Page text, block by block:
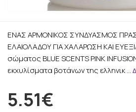
ΕΝΑΣ ΑΡΜΟΝΙΚΟΣ ΣΥΝΔΥΑΣΜΟΣ
ΕΛΑΙΟΛΑΔΟΥ ΓΙΑ ΧΑΛΑΡΩΣΗ ΚΑΙ
σώματος BLUE SCENTS PINK
εκχυλίσματα βοτάνων της ελληνικ …
5.51€